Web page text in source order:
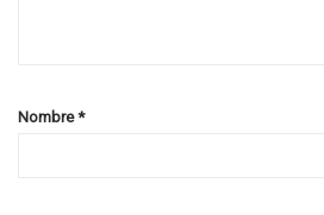
Nombre*